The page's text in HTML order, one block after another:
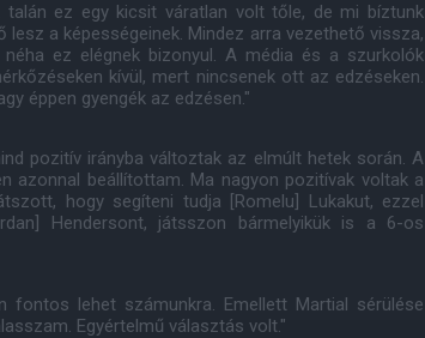
ez egy kicsit váratlan volt tőle, de mi bíztunk
a képességeinek. Mindez arra vezethető vissza,
ez elégnek bizonyul. A média és a szurkolók
kívül, mert nincsenek ott az edzéseken.
éppen gyengék az edzésen."
pozitív irányba változtak az elmúlt hetek során. A
azonnal beállítottam. Ma nagyon pozitívak voltak a
hogy segíteni tudja [Romelu] Lukakut, ezzel
Hendersont, játsszon bármelyikük is a 6-os
fontos lehet számunkra. Emellett Martial sérülése
Egyértelmű választás volt."